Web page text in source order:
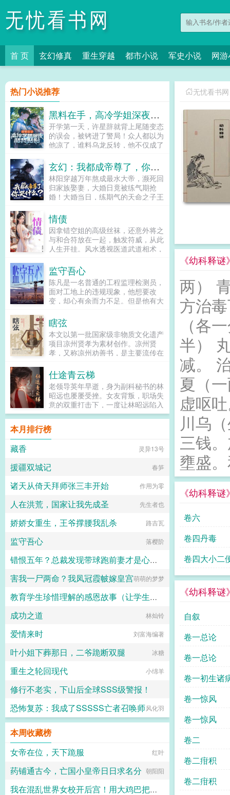
无忧看书网
首 页 玄幻修真 重生穿越 都市小说 军史小说 网
无忧看书网
《幼科释
两）
方治
（各
半）
减。
夏（
虚呕
川乌
三钱
壅盛
《幼科释
卷六
卷四丹毒
卷四大小二
《幼科释
自叙
卷一总论
卷一总论
卷一初生诸
卷一惊风
卷一惊风
卷二
卷二疳积
卷二疳积
热门小说推荐
黑料在手，高冷学姐深夜和我贴贴
开学第一天，许星辞就背上尾随变态
的误会，被铐进了警局！众人都以为
他凉了，谁料乌龙反转，他不仅成了
小秘密！全校都知道，高冷学姐江清
漫不近人情，从不传绯闻，眼里只有
科研，心中没有男生。可没人想到，
夜深人静时，这位高冷女神，却会红
着耳尖，悄悄敲开他的门...
玄幻：我都成帝尊了，你哭什么？
林阳穿越万年熬成最水大帝，濒死回
归家族娶妻，大婚日竟被练气期抢
婚！大婚当日，练期气的天命之子王
本座弹指可灭。林阳抬手镇压尊者残
魂，看着瑟瑟发抖的天命之子轻笑你
这底牌，本尊万年前就玩腻了。王尘
师父救我！霞光缓缓降世，一名绝美
女帝降临欲要救走王尘，林阳弹指碾
你当这是女频？扇天命之子耳光寿命
充值，夺太阴之体血脉升级！本以为
是养老结局，却成了高位者垂钓天道
的游戏太阴之体的悔恨值天命之子的
码。成了大帝，逆袭系统这才来？...
情债
因拿错空姐的高级丝袜，还意外将之
与和合符放在一起，触发符威，从此
人生开挂。风水透视医道武道相术，
桃花不断，快活人生，停不下来…...
监守吾心
陈凡是一名普通的工程监理检测员，
面对工地上的违规现象，他想要改
变，却心有余而力不足。但是他有大
贪污腐败导致的安全问题，创新化地
提出了监理监督检测一体化系统平
台。然而，想要力排众议，干成一番
事业，非常之难。一边是个人的前
途，一边是工程的安全，他该何去何
瞎弦
本文以第一批国家级非物质文化遗产
项目凉州贤孝为素材创作。凉州贤
孝，又称凉州劝善书，是主要流传在
内容多歌颂忠臣良将孝子贤孙才子佳
人，崇尚为国尽忠在家尽孝的价值
观，追求忠孝两全的精神境界。唱词
师徒口口相传，没有文本，一般用三
弦自弹自唱，有时候也加上二胡笛子
木鱼敲碟子等伴奏，既有深厚的传统
文化底蕴，又有深刻的内容和独特的
形式。弹唱凉州贤孝谋生的民间艺
人，多为盲人瞽者，被称为瞎弦。旧
社会，这些盲艺人除了卖唱，还兼摸
骨算命，劝人向善，教化民众，身上
带有某种神秘力量，因此又被凉州人
尊称为瞎仙，却处于社会最底层，沿
街卖唱，艰难生存。新中国成立后，
凉州贤孝艺术得到尊重保护，创编了
很多歌颂新中国的唱段曲目。随着时
代变迁，凉州贤孝受众老龄化严重，
年轻群体关注度不足，凉州贤孝面临
传承危机。新一代的年轻人，积极传
承非遗文化，创编歌颂新时代的凉州
贤孝曲目，用数字科技保护凉州贤
孝，用新文艺方式发展凉州贤孝，打
造文旅产业，让古老的艺术焕发新
生，成为凉州文化的新名片。...
仕途青云梯
老领导英年早逝，身为副科秘书的林
昭远也屡屡受挫。女友背叛，职场失
意的双重打击下，一度让林昭远陷入
绝境。岂料峰回路转，偶然救下的美
女领导，让他继续担任县长秘书一
职！官场生存，是功是过，是成是
败，非黑即白。且看林昭远怀着一颗
敬畏之心，一颗不忘初心，如何从一
鼎权力之巅！...
本月排行榜
藏香
灵异13号
援疆双城记 春笋
诸天从倚天拜师张三丰开始 作用为零
人在洪荒，国家让我先成圣 先生者也
娇娇女重生，王爷撑腰我乱杀 路吉瓦
监守吾心 落樱阶
错恨五年？总裁发现带球跑前妻才是心头肉
塞布丽娜
害我一尸两命？我凤冠霞帔嫁皇宫萌萌的梦梦
教育学生珍惜理解的感恩故事（让学生受益一生的故事）
李占强 主编
成功之道 林灿铃
爱情来时 刘富海编著
叶小姐下葬那日，二爷跪断双腿 冰糖
重生之轮回现代 小绵羊
修行不老实，下山后全球SSS级警报！
叶少华
恐怖复苏：我成了SSSSS亡者召唤师风化羽
本周收藏榜
女帝在位，天下跪服
红叶
药铺通古今，亡国小皇帝日日求名分 朝阳阳
我在混乱世界女校开后宫！用大鸡巴把诡异妹妹，绝色校花，血族大小姐……肏成专属精液便器，淫乱母狗